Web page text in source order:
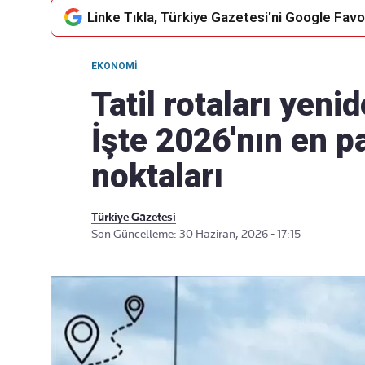
akışımıza ulaşın
Linke Tıkla, Türkiye Gazetesi'ni Google
EKONOMI
Tatil rotaları
İşte 2026'nın en
noktaları
Türkiye Gazetesi
Son Güncelleme: 30 Haziran, 2026 - 17:15